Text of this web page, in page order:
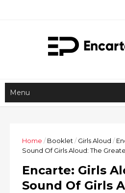
Home / Booklet / Girls Aloud /
Sound Of Girls Aloud: The
Encarte: Girls
Sound Of Girls